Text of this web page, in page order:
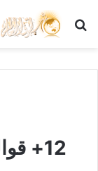
بحث عن
12+ قوالب OneNote للإنتاجية